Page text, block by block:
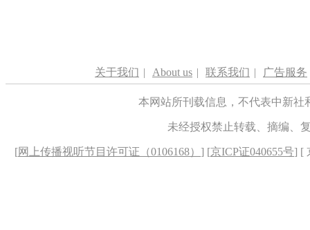
关于我们 | About us | 联系我们 | 广告服务
本网站所刊载信息，不代表中新
未经授权禁止转载、摘编、
[网上传播视听节目许可证（0106168） ] [京ICP证040655号] [